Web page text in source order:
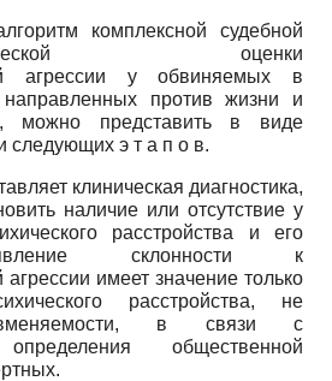
комплексной судебной
оценки
агрессии у обвиняемых в
направленных против жизни и
можно представить в виде
следующих э т а п о в.
клиническая диагностика,
наличие или отсутствие у
расстройства и его
склонности к
имеет значение только
расстройства, не
вменяемости, в связи с
общественной